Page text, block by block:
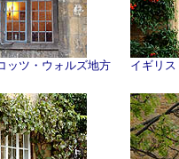
ツ・ウォルズ地方 イギリ